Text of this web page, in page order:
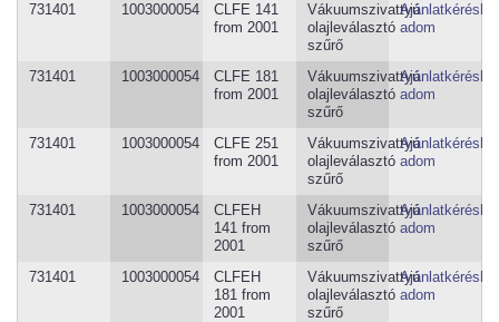
731401 1003000054
CLFE 141
from 2001
Vákuumszivattyú
olajleválasztó
szűrő
adom
731401 1003000054
CLFE 181
from 2001
Vákuumszivattyú
olajleválasztó
szűrő
adom
731401 1003000054
CLFE 251
from 2001
Vákuumszivattyú
olajleválasztó
szűrő
adom
731401 1003000054
CLFEH
141 from
2001
Vákuumszivattyú
olajleválasztó
szűrő
adom
731401 1003000054
CLFEH
181 from
2001
Vákuumszivattyú
olajleválasztó
szűrő
adom